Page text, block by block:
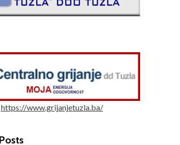
https://www.grijanjetuzla.ba/